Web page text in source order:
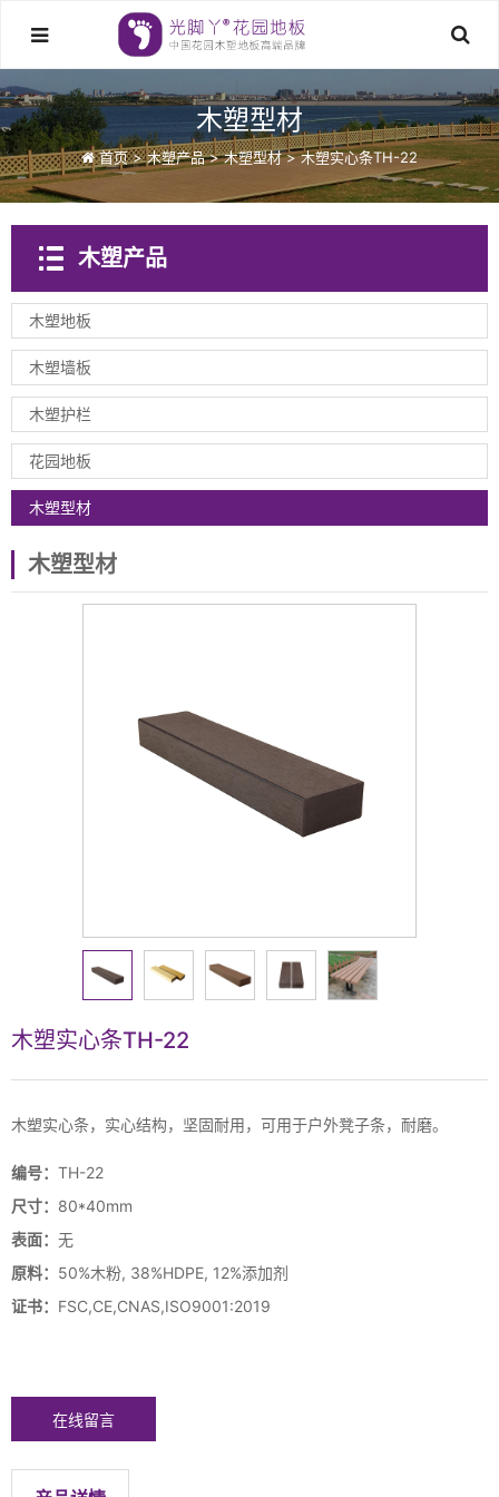
木塑型材
首页 >木塑产品>木塑型材>木塑实心条TH-22
木塑产品
木塑地板
木塑墙板
木塑护栏
花园地板
木塑型材
木塑型材
木塑实心条TH-22
木塑实心条，实心结构，坚固耐用，可用于户外凳子条，耐磨。
编号： TH-22
尺寸： 80*40mm
表面： 无
原料： 50%木粉, 38%HDPE, 12%添加剂
证书： FSC,CE,CNAS,ISO9001:2019
在线留言